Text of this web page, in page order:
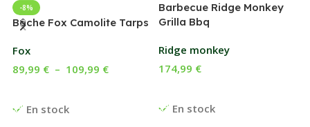
-8%
Bâche Fox Camolite Tarps
Fox
En stock
89,99 € – 109,99 €
Barbecue Ridge Monkey
Grilla Bbq
Ridge monkey
En stock
174,99 €